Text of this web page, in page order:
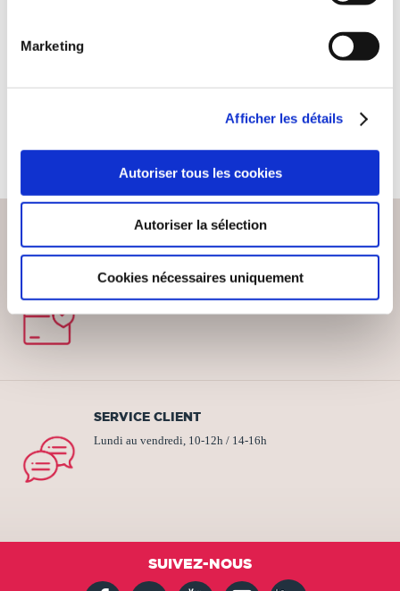
Marketing
Afficher les détails
Autoriser tous les cookies
Autoriser la sélection
Cookies nécessaires uniquement
PAIEMENT SÉCURISÉ
Remises quantités jusqu'à -42%
SERVICE CLIENT
Lundi au vendredi, 10-12h / 14-16h
SUIVEZ-NOUS